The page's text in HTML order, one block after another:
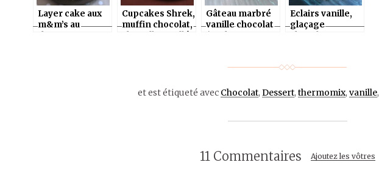
Layer cake aux
m&m’s au
Cupcakes Shrek,
muffin chocolat,
Gâteau marbré
vanille chocolat
Eclairs vanille,
glaçage
et est étiqueté avec Chocolat, Dessert, thermomix, vanille,
11 Commentaires Ajoutez les vôtres